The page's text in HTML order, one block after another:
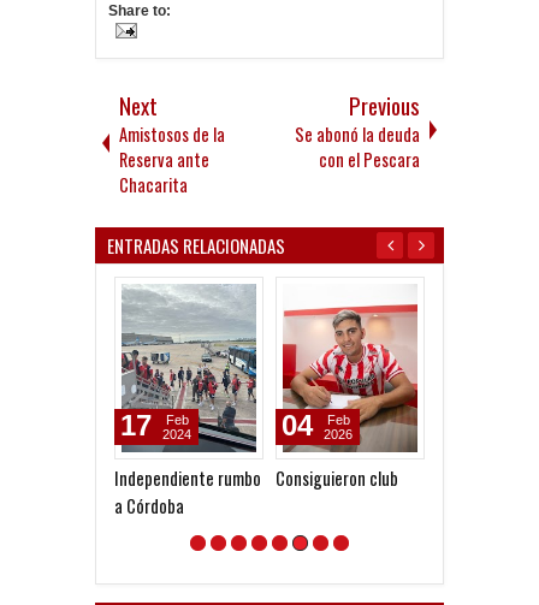
Share to:
Next
Amistosos de la
Reserva ante
Chacarita
Previous
Se abonó la deuda
con el Pescara
ENTRADAS RELACIONADAS
Independiente rumbo
a Córdoba
17
Feb
2024
Consiguieron club
04
Feb
2026